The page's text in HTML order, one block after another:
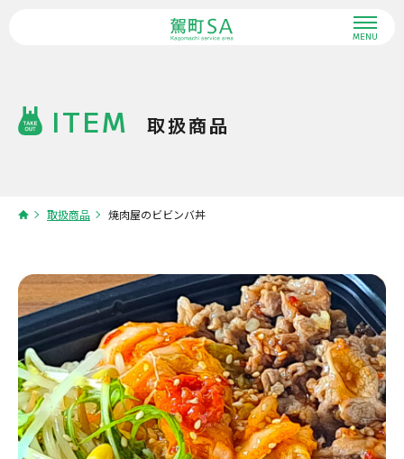
MENU
ITEM 取扱商品
取扱商品 焼肉屋のビビンバ丼